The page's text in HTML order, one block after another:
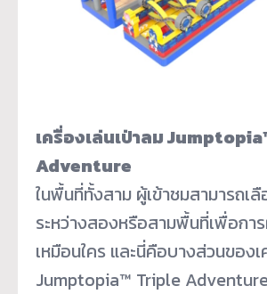
เครื่องเล่นเป่าลม
Adventure
ในพื้นที่ทั้งสาม ผู้เข้าชมสามารถเลื
ระหว่างสองหรือสามพื้นที่เพื่อกา
เหมือนใคร และนี่คือบางส่วนของ
Jumptopia™ Triple